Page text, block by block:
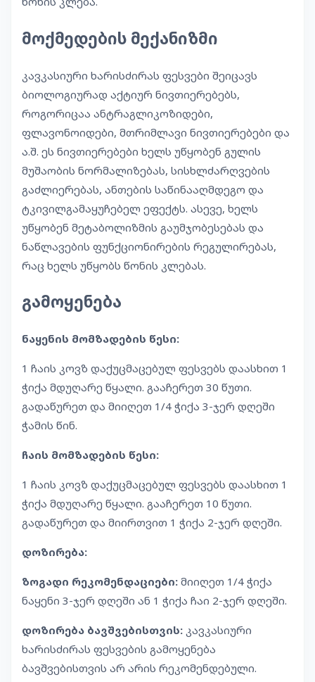
მოქმედების მექანიზმი
კავკასიური ხარისძირას ფესვები შეიცავს
ბიოლოგიურად აქტიურ ნივთიერებებს,
როგორიცაა ანტრაგლიკოზიდები,
ფლავონოიდები, მთრიმლავი ნივთიერებები და
ა.შ. ეს ნივთიერებები ხელს უწყობენ გულის
მუშაობის ნორმალიზებას, სისხლძარღვების
გაძლიერებას, ანთების საწინააღმდეგო და
ტკივილგამაყუჩებელ ეფექტს. ასევე, ხელს
უწყობენ მეტაბოლიზმის გაუმჯობესებას და
ნაწლავების ფუნქციონირების რეგულირებას,
რაც ხელს უწყობს წონის კლებას.
გამოყენება
ნაყენის მომზადების წესი:
1 ჩაის კოვზ დაქუცმაცებულ ფესვებს დაასხით 1
ჭიქა მდუღარე წყალი. გააჩერეთ 30 წუთი.
გადაწურეთ და მიიღეთ 1/4 ჭიქა 3-ჯერ დღეში
ჭამის წინ.
ჩაის მომზადების წესი:
1 ჩაის კოვზ დაქუცმაცებულ ფესვებს დაასხით 1
ჭიქა მდუღარე წყალი. გააჩერეთ 10 წუთი.
გადაწურეთ და მიირთვით 1 ჭიქა 2-ჯერ დღეში.
დოზირება:
ზოგადი რეკომენდაციები: მიიღეთ 1/4 ჭიქა
ნაყენი 3-ჯერ დღეში ან 1 ჭიქა ჩაი 2-ჯერ დღეში.
დოზირება ბავშვებისთვის: კავკასიური
ხარისძირას ფესვების გამოყენება
ბავშვებისთვის არ არის რეკომენდებული.